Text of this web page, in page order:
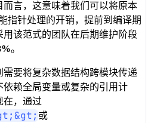
言，这意味着我们可以将原本
指针处理的开销，提前到编译期
该范式的团队在后期维护阶段
。
要将复杂数据结构跨模块传递
赖全局变量或复杂的引用计
在，通过
或